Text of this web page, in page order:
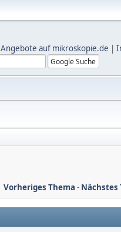
Angebote auf mikroskopie.de |
Vorheriges Thema - Nächstes